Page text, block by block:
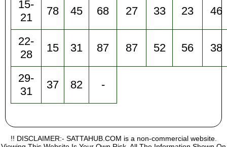
15-
21
78 45 68 27 33 23 46
22-
28
15 31 87 87 52 56 38
29-
31
37 82 -
!! DISCLAIMER:- SATTAHUB.COM is a non-commercial website.